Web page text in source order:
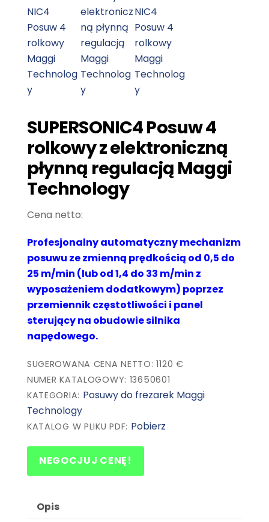
SUPERSONIC4 Posuw 4
rolkowy z elektroniczną
płynną regulacją Maggi
Technology
Profesjonalny automatyczny mechanizm
posuwu ze zmienną prędkością od 0,5 do
25 m/min (lub od 1,4 do 33 m/min z
wyposażeniem dodatkowym) poprzez
przemiennik częstotliwości i panel
sterujący na obudowie silnika
napędowego.
SUGEROWANA CENA NETTO: 1120 €
NUMER KATALOGOWY: 13650601
KATEGORIA: Posuwy do frezarek Maggi
Technology
KATALOG W PLIKU PDF: Pobierz
NEGOCJUJ CENĘ!
Opis